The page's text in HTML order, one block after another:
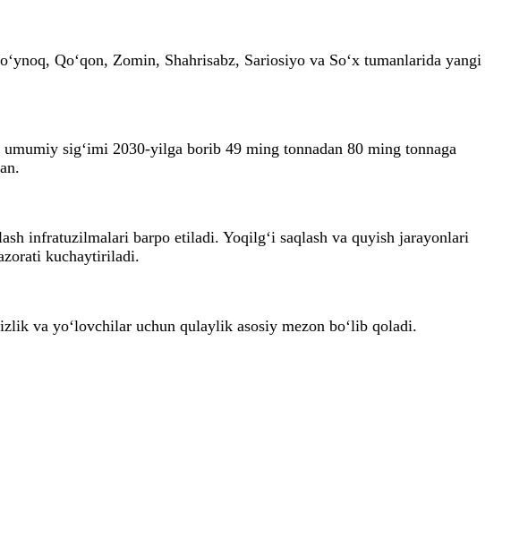
Qo‘qon, Zomin, Shahrisabz, Sariosiyo va So‘x tumanlarida yangi
sig‘imi 2030-yilga borib 49 ming tonnadan 80 ming tonnaga
infratuzilmalari barpo etiladi. Yoqilg‘i saqlash va quyish jarayonlari
kuchaytiriladi.
va yo‘lovchilar uchun qulaylik asosiy mezon bo‘lib qoladi.